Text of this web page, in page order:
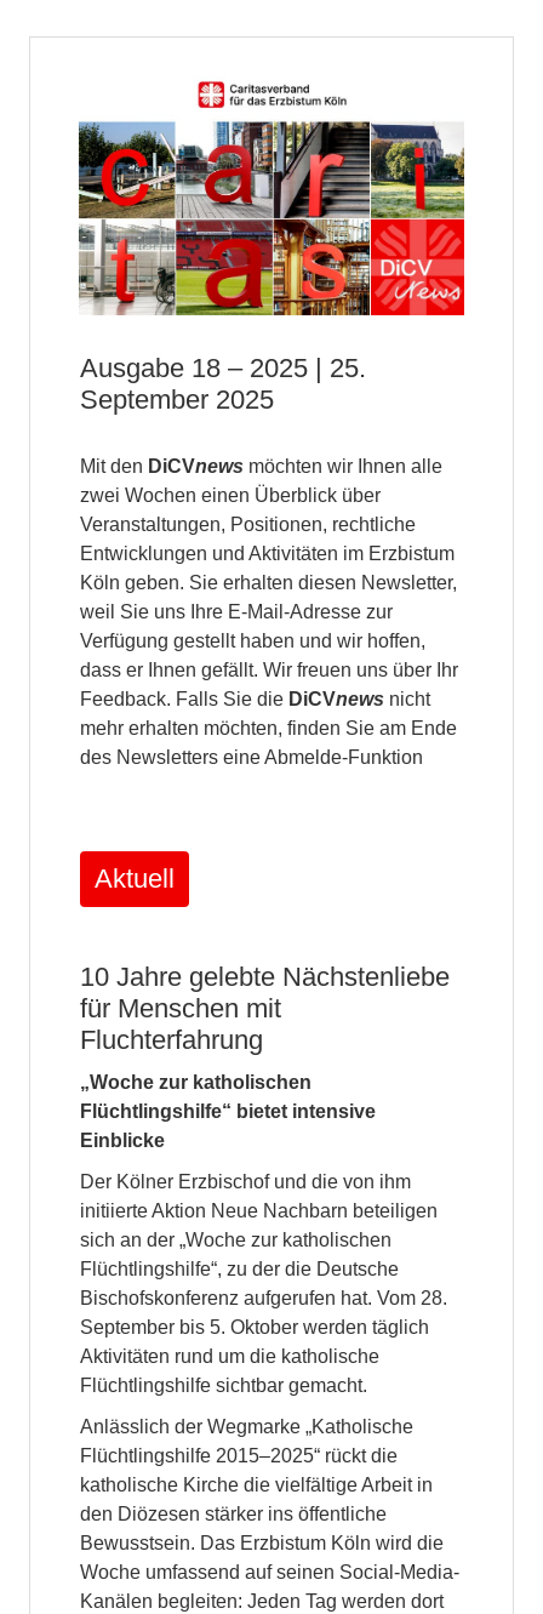
Ausgabe 18 – 2025 | 25.
September 2025
Mit den DiCVnews möchten wir Ihnen alle
zwei Wochen einen Überblick über
Veranstaltungen, Positionen, rechtliche
Entwicklungen und Aktivitäten im Erzbistum
Köln geben. Sie erhalten diesen Newsletter,
weil Sie uns Ihre E-Mail-Adresse zur
Verfügung gestellt haben und wir hoffen,
dass er Ihnen gefällt. Wir freuen uns über Ihr
Feedback. Falls Sie die DiCVnews nicht
mehr erhalten möchten, finden Sie am Ende
des Newsletters eine Abmelde-Funktion
Aktuell
10 Jahre gelebte Nächstenliebe
für Menschen mit
Fluchterfahrung
„Woche zur katholischen
Flüchtlingshilfe“ bietet intensive
Einblicke
Der Kölner Erzbischof und die von ihm
initiierte Aktion Neue Nachbarn beteiligen
sich an der „Woche zur katholischen
Flüchtlingshilfe“, zu der die Deutsche
Bischofskonferenz aufgerufen hat. Vom 28.
September bis 5. Oktober werden täglich
Aktivitäten rund um die katholische
Flüchtlingshilfe sichtbar gemacht.
Anlässlich der Wegmarke „Katholische
Flüchtlingshilfe 2015–2025“ rückt die
katholische Kirche die vielfältige Arbeit in
den Diözesen stärker ins öffentliche
Bewusstsein. Das Erzbistum Köln wird die
Woche umfassend auf seinen Social-Media-
Kanälen begleiten: Jeden Tag werden dort